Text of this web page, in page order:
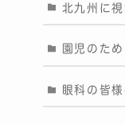
北九州に
園児のた
眼科の皆